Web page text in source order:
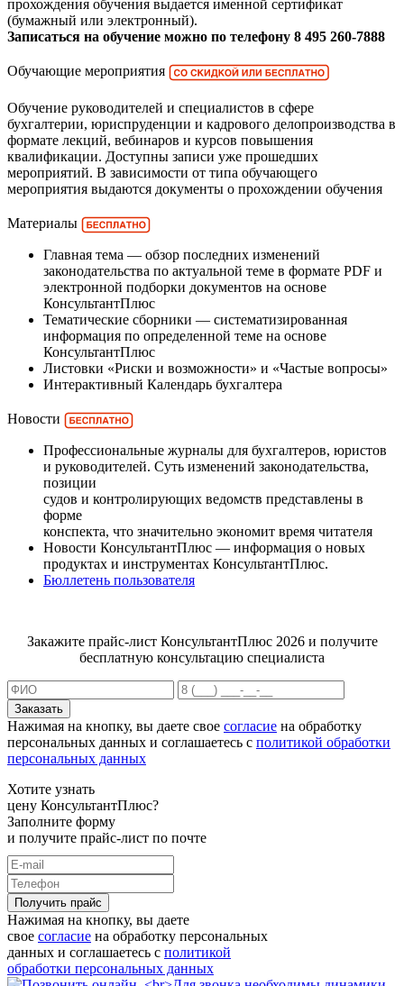
прохождения обучения выдается именной сертификат
(бумажный или электронный).
Записаться на обучение можно по телефону 8 495 260-7888
Обучающие мероприятия
Обучение руководителей и специалистов в сфере
бухгалтерии, юриспруденции и кадрового делопроизводства в
формате лекций, вебинаров и курсов повышения
квалификации. Доступны записи уже прошедших
мероприятий. В зависимости от типа обучающего
мероприятия выдаются документы о прохождении обучения
Материалы
Главная тема — обзор последних изменений
законодательства по актуальной теме в формате PDF и
электронной подборки документов на основе
КонсультантПлюс
Тематические сборники — систематизированная
информация по определенной теме на основе
КонсультантПлюс
Листовки «Риски и возможности» и «Частые вопросы»
Интерактивный Календарь бухгалтера
Новости
Профессиональные журналы для бухгалтеров, юристов
и руководителей. Суть изменений законодательства,
позиции
судов и контролирующих ведомств представлены в
форме
конспекта, что значительно экономит время читателя
Новости КонсультантПлюс — информация о новых
продуктах и инструментах КонсультантПлюс.
Бюллетень пользователя
Закажите прайс-лист КонсультантПлюс 2026 и получите
бесплатную консультацию специалиста
Заказать
Нажимая на кнопку, вы даете свое согласие на обработку
персональных данных и соглашаетесь с политикой обработки
персональных данных
Хотите узнать
цену КонсультантПлюс?
Заполните форму
и получите прайс-лист по почте
Получить прайс
Нажимая на кнопку, вы даете
свое согласие на обработку персональных
данных и соглашаетесь с политикой
обработки персональных данных